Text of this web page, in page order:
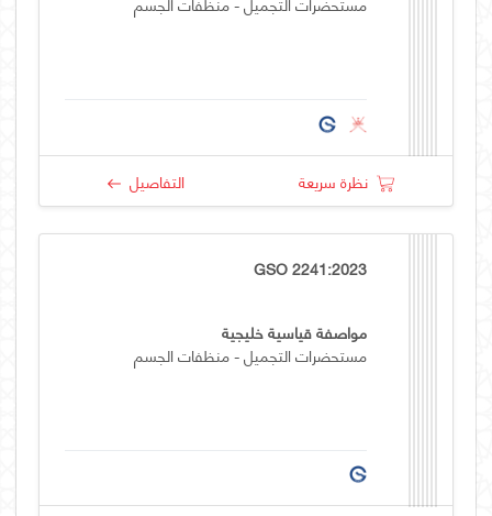
نظرة سريعة التفاصيل
GSO 2241:2023
مواصفة قياسية خليجية
مستحضرات التجميل - منظفات الجسم